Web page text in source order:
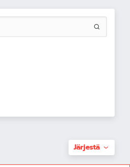
Järjestä